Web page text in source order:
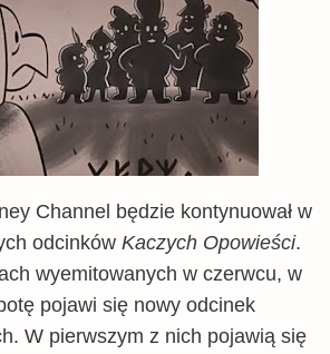
Channel będzie kontynuował w
odcinków Kaczych Opowieści.
wyemitowanych w czerwcu, w
pojawi się nowy odcinek
W pierwszym z nich pojawią się